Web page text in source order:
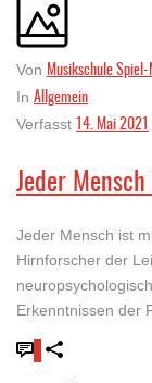
Von Musikschule
In Allgemein
Verfasst 14. Mai 2021
Jeder
Jeder Mensch ist
Hirnforscher der
Erkenntnissen der